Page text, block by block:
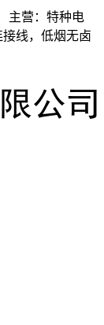
主营：特种电
线，低烟无卤